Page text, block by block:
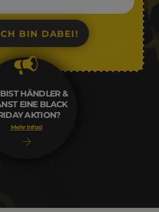
HÄNDLER &
EINE BLACK
AKTION?
Mehr Infos!
BIN DABEI!